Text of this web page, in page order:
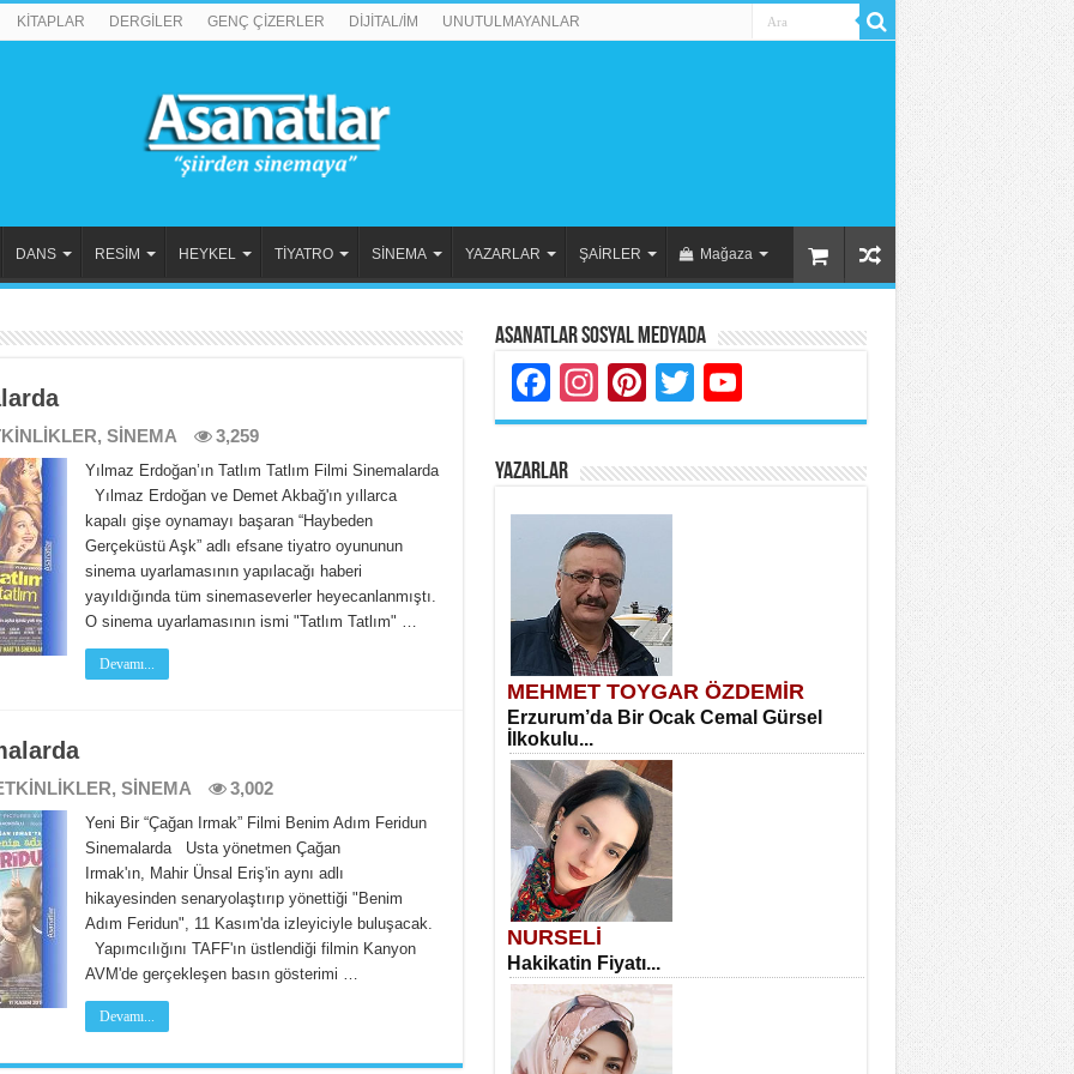
KİTAPLAR DERGİLER GENÇ ÇİZERLER DİJİTAL/İM UNUTULMAYANLAR
DANS RESİM HEYKEL TİYATRO SİNEMA YAZARLAR ŞAİRLER Mağaza
, SİNEMA 3,259
Yılmaz Erdoğan’ın Tatlım Tatlım Filmi Sinemalarda
Yılmaz Erdoğan ve Demet Akbağ'ın yıllarca
kapalı gişe oynamayı başaran “Haybeden
Gerçeküstü Aşk” adlı efsane tiyatro oyununun
sinema uyarlamasının yapılacağı haberi
yayıldığında tüm sinemaseverler heyecanlanmıştı.
O sinema uyarlamasının ismi "Tatlım Tatlım" …
Devamı...
, SİNEMA 3,002
Yeni Bir “Çağan Irmak” Filmi Benim Adım Feridun
Sinemalarda Usta yönetmen Çağan
Irmak'ın, Mahir Ünsal Eriş'in aynı adlı
hikayesinden senaryolaştırıp yönettiği "Benim
Adım Feridun", 11 Kasım'da izleyiciyle buluşacak.
Yapımcılığını TAFF'ın üstlendiği filmin Kanyon
AVM'de gerçekleşen basın gösterimi …
Devamı...
Asanatlar Sosyal Medyada
Facebook
Instagram
Pinterest
Twitter
YAZARLAR
MEHMET TOYGAR ÖZDEMİR
Erzurum’da Bir Ocak Cemal Gürsel
İlkokulu...
NURSELİ
Hakikatin Fiyatı...